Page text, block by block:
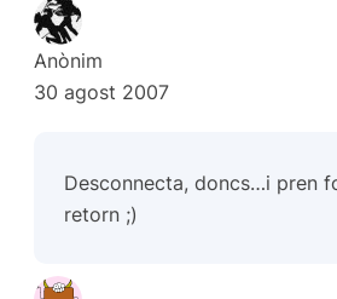
Anònim
30 agost 2007
Desconnecta, doncs…i pren
retorn ;)